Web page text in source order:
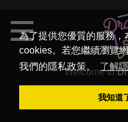
為了提供您優質的服務，
cookies。若您繼續瀏覽
我們的隱私政策。
了解
我知道
Welcome to